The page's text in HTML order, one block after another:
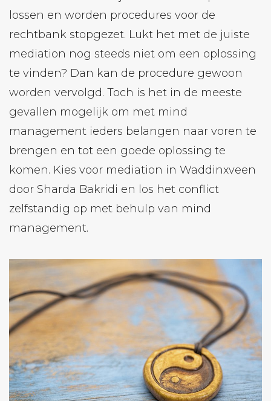
lossen en worden procedures voor de
rechtbank stopgezet. Lukt het met de juiste
mediation nog steeds niet om een oplossing
te vinden? Dan kan de procedure gewoon
worden vervolgd. Toch is het in de meeste
gevallen mogelijk om met mind
management ieders belangen naar voren te
brengen en tot een goede oplossing te
komen. Kies voor mediation in Waddinxveen
door Sharda Bakridi en los het conflict
zelfstandig op met behulp van mind
management.